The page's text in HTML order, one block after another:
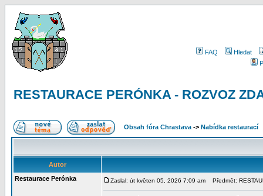
FAQ
Hledat
RESTAURACE PERÓNKA - ROZVOZ
Obsah fóra Chrastava -> Nabídka restaurací
Autor
Restaurace Perónka
Zaslal: út květen 05, 2026 7:09 am Předmět: